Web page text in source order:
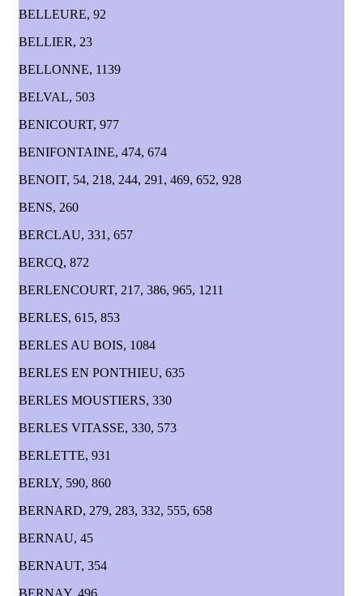
BELLEURE, 92
BELLIER, 23
BELLONNE, 1139
BELVAL, 503
BENICOURT, 977
BENIFONTAINE, 474, 674
BENOIT, 54, 218, 244, 291, 469, 652, 928
BENS, 260
BERCLAU, 331, 657
BERCQ, 872
BERLENCOURT, 217, 386, 965, 1211
BERLES, 615, 853
BERLES AU BOIS, 1084
BERLES EN PONTHIEU, 635
BERLES MOUSTIERS, 330
BERLES VITASSE, 330, 573
BERLETTE, 931
BERLY, 590, 860
BERNARD, 279, 283, 332, 555, 658
BERNAU, 45
BERNAUT, 354
BERNAY, 496